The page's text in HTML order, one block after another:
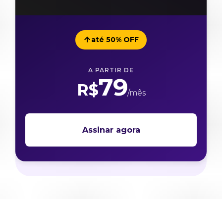
até 50% OFF
A PARTIR DE
R$79/mês
Assinar agora